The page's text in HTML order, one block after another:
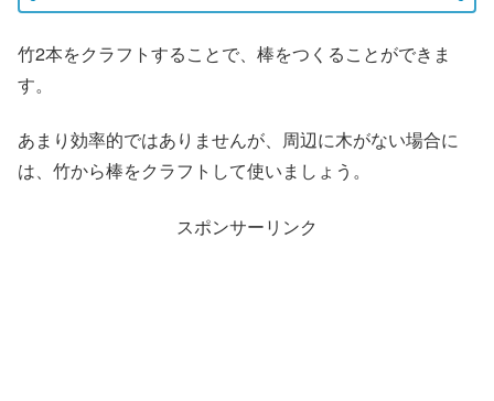
竹2本をクラフトすることで、棒をつくることができま
す。
あまり効率的ではありませんが、周辺に木がない場合に
は、竹から棒をクラフトして使いましょう。
スポンサーリンク